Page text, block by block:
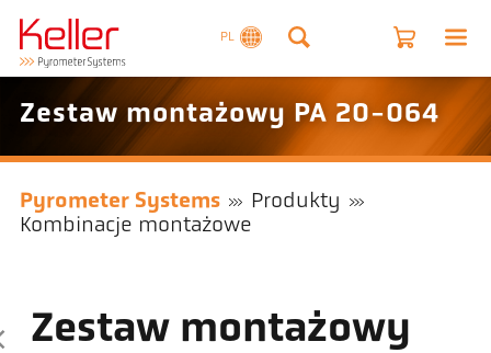
PL
Zestaw montażowy PA 20-064
Pyrometer Systems
Produkty
Kombinacje montażowe
Zestaw montażowy